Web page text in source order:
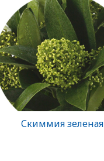
Скиммия зеленая